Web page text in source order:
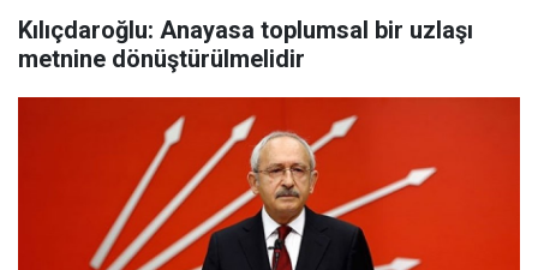
Kılıçdaroğlu: Anayasa toplumsal bir uzlaşı
metnine dönüştürülmelidir